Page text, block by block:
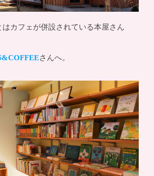
はカフェが併設されている本屋さん
さんへ。